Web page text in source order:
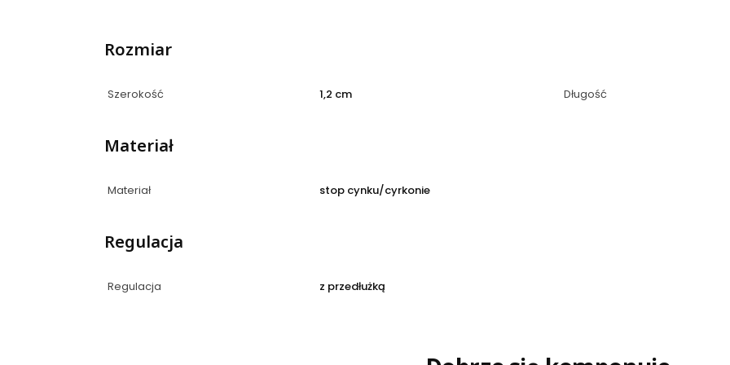
Rozmiar
Szerokość 1,2 cm Długość
Materiał
Materiał stop cynku/cyrkonie
Regulacja
Regulacja z przedłużką